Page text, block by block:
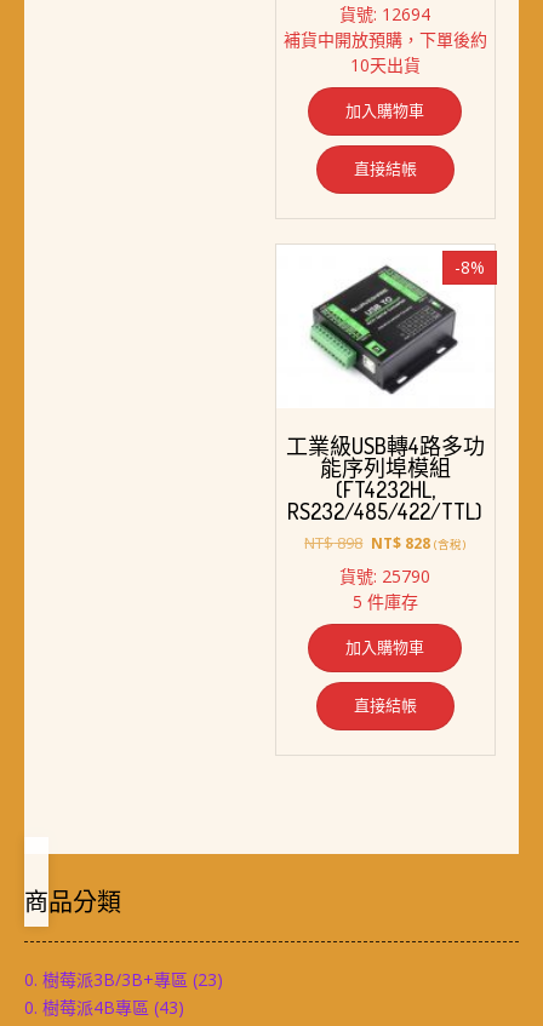
價
格：
NT$ 498。
價
格：
貨號: 12694
補貨中開放預購，下單後約
10天出貨
加入購物車
直接結帳
-8%
工業級USB轉4路多功
能序列埠模組
(FT4232HL,
RS232/485/422/TTL)
NT$898 原
價
格：
NT$ 898。
NT$ 828目
NT$ 828。
(含稅)
貨號: 25790
5 件庫存
加入購物車
直接結帳
商品分類
0. 樹莓派3B/3B+專區 (23)
0. 樹莓派4B專區 (43)